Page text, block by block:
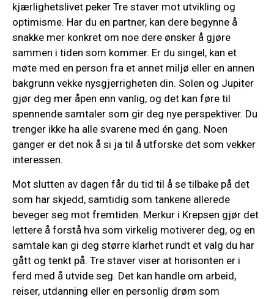
kjærlighetslivet peker Tre staver mot utvikling og
optimisme. Har du en partner, kan dere begynne å
snakke mer konkret om noe dere ønsker å gjøre
sammen i tiden som kommer. Er du singel, kan et
møte med en person fra et annet miljø eller en annen
bakgrunn vekke nysgjerrigheten din. Solen og Jupiter
gjør deg mer åpen enn vanlig, og det kan føre til
spennende samtaler som gir deg nye perspektiver. Du
trenger ikke ha alle svarene med én gang. Noen
ganger er det nok å si ja til å utforske det som vekker
interessen.
Mot slutten av dagen får du tid til å se tilbake på det
som har skjedd, samtidig som tankene allerede
beveger seg mot fremtiden. Merkur i Krepsen gjør det
lettere å forstå hva som virkelig motiverer deg, og en
samtale kan gi deg større klarhet rundt et valg du har
gått og tenkt på. Tre staver viser at horisonten er i
ferd med å utvide seg. Det kan handle om arbeid,
reiser, utdanning eller en personlig drøm som